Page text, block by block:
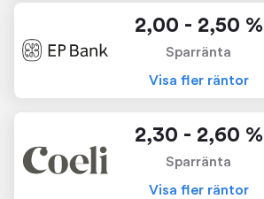
2,00 - 2,50 %
Sparränta
Visa fler räntor
2,30 - 2,60 %
Sparränta
Visa fler räntor